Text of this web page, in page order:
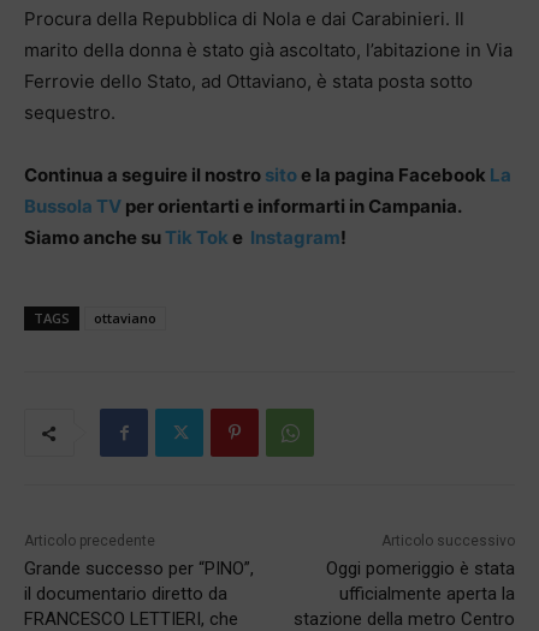
Procura della Repubblica di Nola e dai Carabinieri. Il
marito della donna è stato già ascoltato, l’abitazione in Via
Ferrovie dello Stato, ad Ottaviano, è stata posta sotto
sequestro.
Continua a seguire il nostro sitoe la pagina Facebook La
Bussola TV per orientarti e informarti in Campania.
Siamo anche suTik Tok e Instagram!
TAGS ottaviano
Articolo precedente
Grande successo per “PINO”,
il documentario diretto da
FRANCESCO LETTIERI, che
Articolo successivo
Oggi pomeriggio è stata
ufficialmente aperta la
stazione della metro Centro